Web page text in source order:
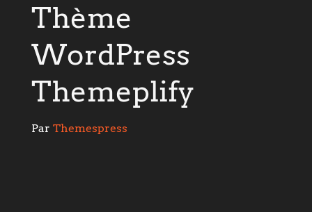
Thème
WordPress
Themeplify
Par Themespress